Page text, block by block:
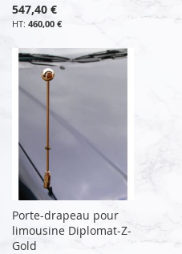
547,40 €
460,00 €
Porte-drapeau pour
limousine Diplomat-Z-
Gold